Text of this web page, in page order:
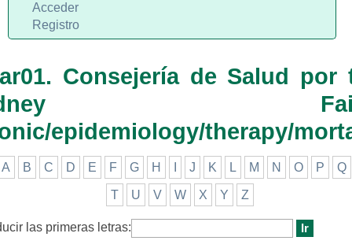
Consejería de Salud por
epidemiology/therapy/
A B C D E F G H J K L M N O P Q
T U V W X Y Z
las primeras letras:
Acceder
Registro